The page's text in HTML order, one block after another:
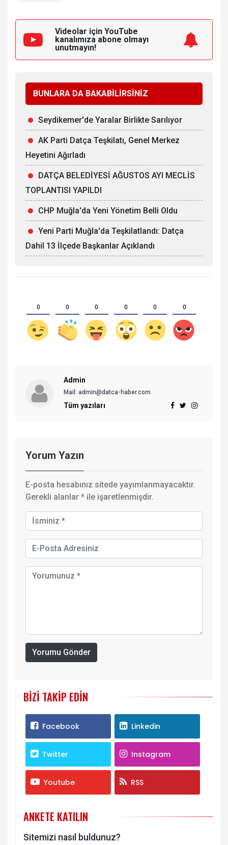
Videolar için YouTube
kanalımıza abone olmayı
unutmayın!
BUNLARA DA BAKABİLİRSİNİZ
Seydikemer'de Yaralar Birlikte Sarılıyor
AK Parti Datça Teşkilatı, Genel Merkez
Heyetini Ağırladı
DATÇA BELEDİYESİ AĞUSTOS AYI MECLİS
TOPLANTISI YAPILDI
CHP Muğla'da Yeni Yönetim Belli Oldu
Yeni Parti Muğla'da Teşkilatlandı: Datça
Dahil 13 İlçede Başkanlar Açıklandı
0 0 0 0 0 0
Admin
Mail: admin@datca-haber.com
Tüm yazıları
Yorum Yazın
E-posta hesabınız sitede yayımlanmayacaktır.
Gerekli alanlar * ile işaretlenmişdir.
Yorumu Gönder
BIZI TAKIP EDIN
Facebook Linkedin
Twitter Instagram
Youtube RSS
ANKETE KATILIN
Sitemizi nasıl buldunuz?